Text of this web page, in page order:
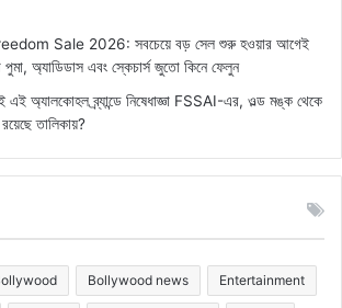
Sale 2026: সবচেয়ে বড় সেল শুরু হওয়ার আগেই
পুমা, অ্যাডিডাস এবং স্কেচার্স জুতো কিনে ফেলুন
অ্যালকোহল ব্র্যান্ডে নিষেধাজ্ঞা FSSAI-এর, ওল্ড মঙ্ক থেকে
তালিকায়?
Bollywood news Entertainment